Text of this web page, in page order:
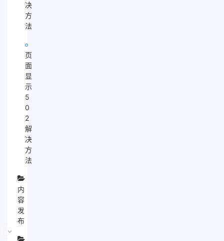
决
方
法
页
面
显
示
5
0
2
解
决
方
法
内
容
发
布